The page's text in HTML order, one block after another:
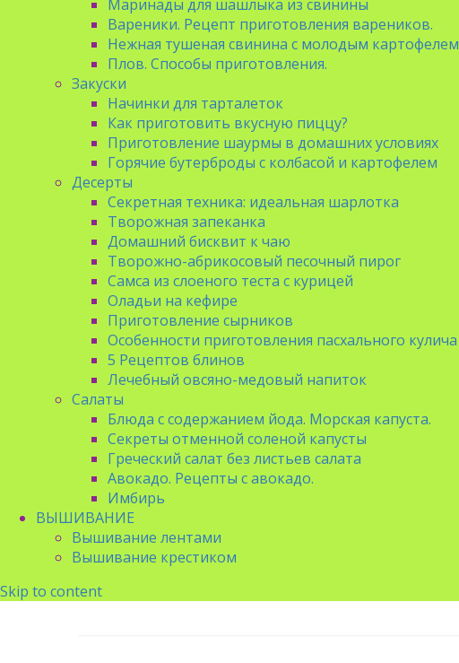
Маринады для шашлыка из свинины
Вареники. Рецепт приготовления вареников.
Нежная тушеная свинина с молодым картофелем
Плов. Способы приготовления.
Закуски
Начинки для тарталеток
Как приготовить вкусную пиццу?
Приготовление шаурмы в домашних условиях
Горячие бутерброды с колбасой и картофелем
Десерты
Секретная техника: идеальная шарлотка
Творожная запеканка
Домашний бисквит к чаю
Творожно-абрикосовый песочный пирог
Самса из слоеного теста с курицей
Оладьи на кефире
Приготовление сырников
Особенности приготовления пасхального кулича
5 Рецептов блинов
Лечебный овсяно-медовый напиток
Салаты
Блюда с содержанием йода. Морская капуста.
Секреты отменной соленой капусты
Греческий салат без листьев салата
Авокадо. Рецепты с авокадо.
Имбирь
ВЫШИВАНИЕ
Вышивание лентами
Вышивание крестиком
Skip to content